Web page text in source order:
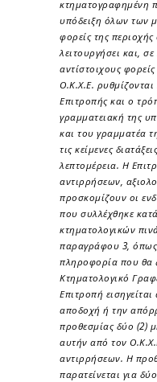
κτηματογραφημένη
υπόδειξη όλων των
φορείς της
λειτουργήσει και,
αντίστοιχους
Ο.Κ.Χ.Ε.
Επιτροπής και ο
γραμματειακή της
και του γραμματέα
τις κείμενες
λεπτομέρεια. Η
αντιρρήσεων,
προσκομίζουν οι
που συλλέχθηκε
κτηματολογικών
παραγράφου 3, όπως
πληροφορία που θα
Κτηματολογικό
Επιτροπή
αποδοχή ή την
προθεσμίας δύο (2)
αυτήν από τον
αντιρρήσεων. Η
παρατείνεται για